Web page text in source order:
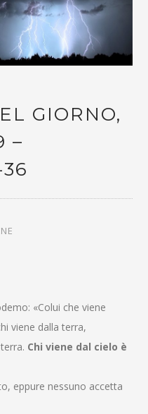
GIORNO,
–
«Colui che viene
viene dalla terra,
Chi viene dal cielo è
eppure nessuno accetta